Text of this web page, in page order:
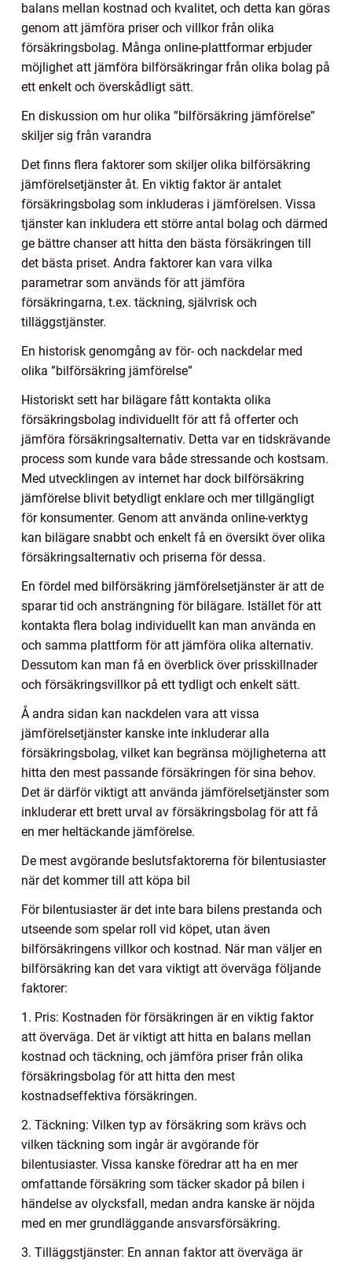
balans mellan kostnad och kvalitet, och detta kan göras
genom att jämföra priser och villkor från olika
försäkringsbolag. Många online-plattformar erbjuder
möjlighet att jämföra bilförsäkringar från olika bolag på
ett enkelt och överskådligt sätt.
En diskussion om hur olika ”bilförsäkring jämförelse”
skiljer sig från varandra
Det finns flera faktorer som skiljer olika bilförsäkring
jämförelsetjänster åt. En viktig faktor är antalet
försäkringsbolag som inkluderas i jämförelsen. Vissa
tjänster kan inkludera ett större antal bolag och därmed
ge bättre chanser att hitta den bästa försäkringen till
det bästa priset. Andra faktorer kan vara vilka
parametrar som används för att jämföra
försäkringarna, t.ex. täckning, självrisk och
tilläggstjänster.
En historisk genomgång av för- och nackdelar med
olika ”bilförsäkring jämförelse”
Historiskt sett har bilägare fått kontakta olika
försäkringsbolag individuellt för att få offerter och
jämföra försäkringsalternativ. Detta var en tidskrävande
process som kunde vara både stressande och kostsam.
Med utvecklingen av internet har dock bilförsäkring
jämförelse blivit betydligt enklare och mer tillgängligt
för konsumenter. Genom att använda online-verktyg
kan bilägare snabbt och enkelt få en översikt över olika
försäkringsalternativ och priserna för dessa.
En fördel med bilförsäkring jämförelsetjänster är att de
sparar tid och ansträngning för bilägare. Istället för att
kontakta flera bolag individuellt kan man använda en
och samma plattform för att jämföra olika alternativ.
Dessutom kan man få en överblick över prisskillnader
och försäkringsvillkor på ett tydligt och enkelt sätt.
Å andra sidan kan nackdelen vara att vissa
jämförelsetjänster kanske inte inkluderar alla
försäkringsbolag, vilket kan begränsa möjligheterna att
hitta den mest passande försäkringen för sina behov.
Det är därför viktigt att använda jämförelsetjänster som
inkluderar ett brett urval av försäkringsbolag för att få
en mer heltäckande jämförelse.
De mest avgörande beslutsfaktorerna för bilentusiaster
när det kommer till att köpa bil
För bilentusiaster är det inte bara bilens prestanda och
utseende som spelar roll vid köpet, utan även
bilförsäkringens villkor och kostnad. När man väljer en
bilförsäkring kan det vara viktigt att överväga följande
faktorer:
1. Pris: Kostnaden för försäkringen är en viktig faktor
att överväga. Det är viktigt att hitta en balans mellan
kostnad och täckning, och jämföra priser från olika
försäkringsbolag för att hitta den mest
kostnadseffektiva försäkringen.
2. Täckning: Vilken typ av försäkring som krävs och
vilken täckning som ingår är avgörande för
bilentusiaster. Vissa kanske föredrar att ha en mer
omfattande försäkring som täcker skador på bilen i
händelse av olycksfall, medan andra kanske är nöjda
med en mer grundläggande ansvarsförsäkring.
3. Tilläggstjänster: En annan faktor att överväga är